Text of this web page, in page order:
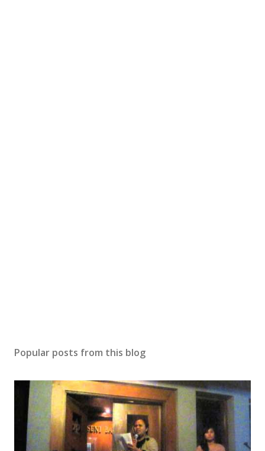
Popular posts from this blog